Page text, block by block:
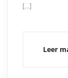
[…]
Leer